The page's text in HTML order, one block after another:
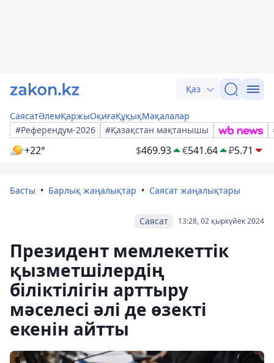
Қаз
СаясатӘлемҚаржыОқиғаҚұқықМақалалар
#Референдум-2026
#Қазақстан мақтанышы
+22° $469.93 €541.64 ₽5.71
Басты Барлық жаңалықтар Саясат жаңалықтары
13:28, 02 қыркүйек 2024
Саясат
Президент мемлекеттік
қызметшілердің
біліктілігін арттыру
мәселесі әлі де өзекті
екенін айтты